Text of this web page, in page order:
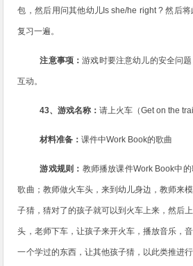
包，然后用问其他幼儿 Is she/he right ?然后将
复习一遍。
注意事项：游戏时要注意幼儿的安全问
互动。
43、游戏名称：请上火车（Get on the
材料准备：课件中Work Book的歌曲
游戏规则： 教师播放课件Work Book中的
歌曲；教师做火车头，来到幼儿身边，教师来
子猜，猜对了的孩子就可以到火车上来，然后
头，老师下车，让孩子来开火车，播放音乐，
一个学过的东西，让其他孩子猜，以此类推进